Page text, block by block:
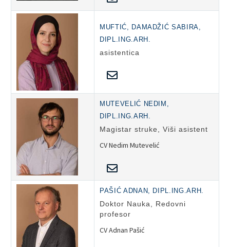
MUFTIĆ, DAMADŽIĆ SABIRA,
DIPL.ING.ARH.
asistentica
MUTEVELIĆ NEDIM,
DIPL.ING.ARH.
Magistar struke, Viši asistent
CV Nedim Mutevelić
PAŠIĆ ADNAN, DIPL.ING.ARH.
Doktor Nauka, Redovni
profesor
CV Adnan Pašić